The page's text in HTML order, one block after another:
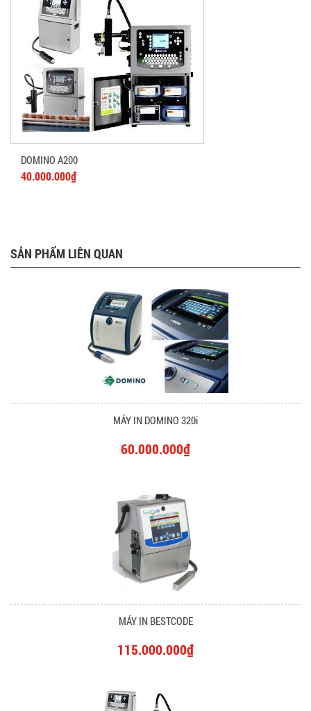
DOMINO A200
40.000.000₫
SẢN PHẨM LIÊN QUAN
MÁY IN DOMINO 320i
60.000.000₫
MÁY IN BESTCODE
115.000.000₫